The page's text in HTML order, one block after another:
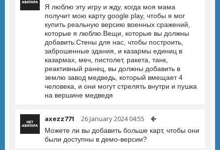
Я люблю эту игру и жду, когда моя мама
получит мою карту google play, чтобы я мог
купить реальную версию военных сражений,
которые я люблю.Вещи, которые вы должны
добавить:Стены для нас, чтобы построить,
заброшенные здания, и казармы единиц в
казармах, меч, пистолет, ракета, танк,
реактивный ранец, вы должны добавить в
землю завод медведь, который вмещает 4
человека, и они могут стрелять внутри и пушка
на вершине медведя
axezz771 26 January 2024 04:55
Можете ли вы добавить больше карт, чтобы они
были доступны в демо-версии?